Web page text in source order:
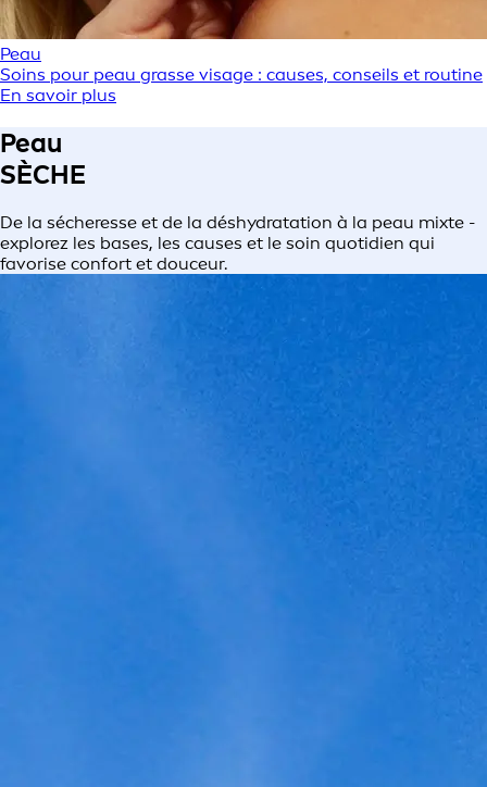
Peau
Soins pour peau grasse visage : causes, conseils et routine
En savoir plus
Peau
SÈCHE
De la sécheresse et de la déshydratation à la peau mixte -
explorez les bases, les causes et le soin quotidien qui
favorise confort et douceur.